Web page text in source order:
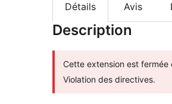
Détails Avis
Description
Cette extension est fermée
Violation des directives.